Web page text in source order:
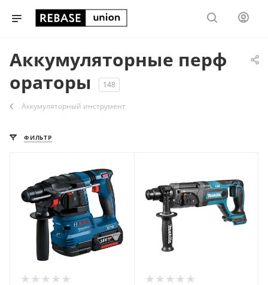
Аккумуляторные перф
ораторы
148
Аккумуляторный инструмент
ФИЛЬТР